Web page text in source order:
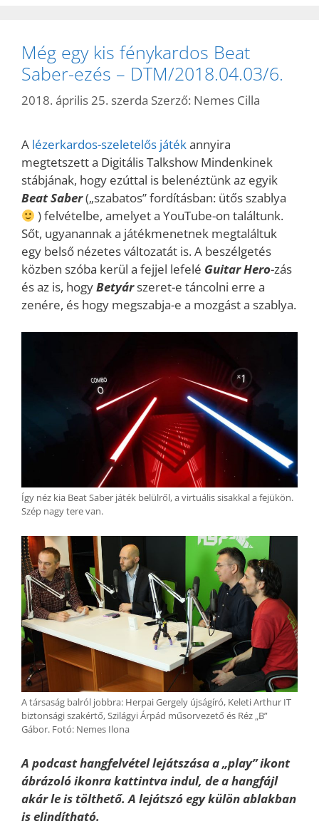
Még egy kis fénykardos Beat
Saber-ezés – DTM/2018.04.03/6.
2018. április 25. szerda Szerző: Nemes Cilla
A lézerkardos-szeletelős játékannyira
megtetszett a Digitális Talkshow Mindenkinek
stábjának, hogy ezúttal is belenéztünk az egyik
Beat Saber(„szabatos” fordításban: ütős szablya
) felvételbe, amelyet a YouTube-on találtunk.
Sőt, ugyanannak a játékmenetnek megtaláltuk
egy belső nézetes változatát is. A beszélgetés
közben szóba kerül a fejjel lefelé GuitarHero-zás
és az is, hogyBetyárszeret-e táncolni erre a
zenére, és hogy megszabja-e a mozgást a szablya.
Így néz kia Beat Saber játék belülről, a virtuális sisakkal a fejükön.
Szép nagy tere van.
A társaság balról jobbra: Herpai Gergely újságíró, Keleti Arthur IT
biztonsági szakértő, Szilágyi Árpád műsorvezető és Réz „B”
Gábor. Fotó: Nemes Ilona
A podcast hangfelvétel lejátszása a „play” ikont
ábrázoló ikonra kattintva indul, de a hangfájl
akár le is tölthető. A lejátszó egy külön ablakban
is elindítható.